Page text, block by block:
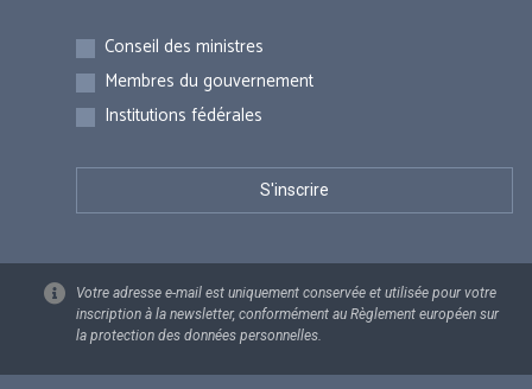
Inscriptions
Conseil des ministres
Membres du gouvernement
Institutions fédérales
Votre adresse e-mail est uniquement conservée et utilisée pour votre
inscription à la newsletter, conformément au Règlement européen sur
la protection des données personnelles.